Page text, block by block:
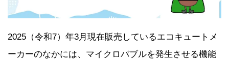
2025（令和7）年3月現在販売しているエコキュートメ
ーカーのなかには、マイクロバブルを発生させる機能